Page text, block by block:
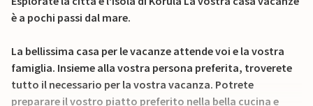
è a pochi passi dal mare.
La bellissima casa per le vacanze attende voi e la vostra
famiglia. Insieme alla vostra persona preferita, troverete
tutto il necessario per la vostra vacanza. Potrete
preparare il vostro piatto preferito nella bella cucina e